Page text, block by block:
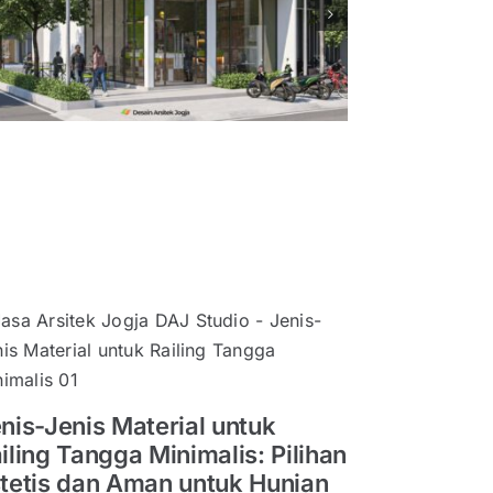
Style Industrial Minimalis,
Butik Blanja
Eksterior
Jenis Material untuk
Tangga Minimalis: Pilihan
dan Aman untuk Hunian